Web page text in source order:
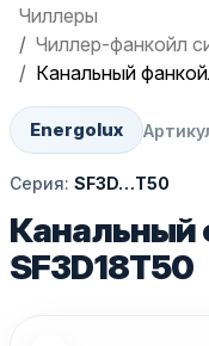
Чиллеры
Чиллер-фанкойл
Канальный
Energolux
Серия: SF3D…T50
Канальный
SF3D18T50